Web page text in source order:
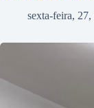
sexta-feira,